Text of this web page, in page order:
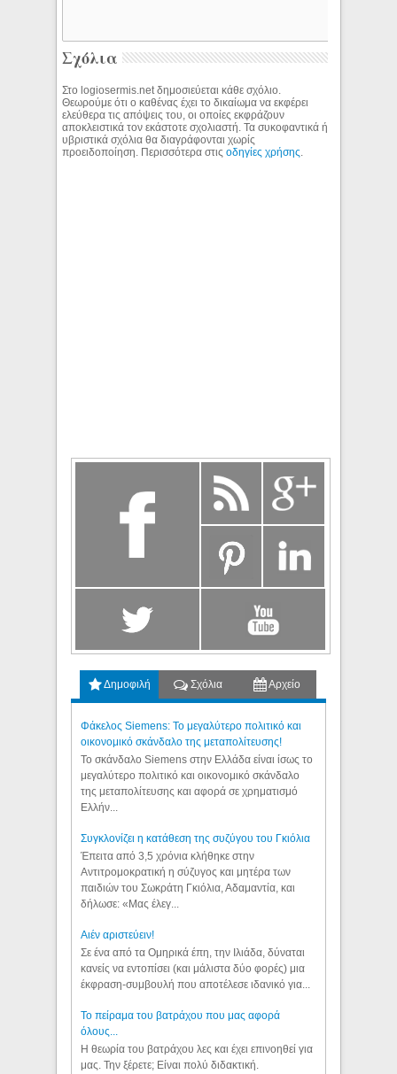
Σχόλια
Στο logiosermis.net δημοσιεύεται κάθε σχόλιο.
Θεωρούμε ότι ο καθένας έχει το δικαίωμα να εκφέρει
ελεύθερα τις απόψεις του, οι οποίες εκφράζουν
αποκλειστικά τον εκάστοτε σχολιαστή. Τα συκοφαντικά ή
υβριστικά σχόλια θα διαγράφονται χωρίς
προειδοποίηση. Περισσότερα στιςοδηγίες χρήσης.
Δημοφιλή Σχόλια Αρχείο
Φάκελος Siemens: Το μεγαλύτερο πολιτικό και
οικονομικό σκάνδαλο της μεταπολίτευσης!
Το σκάνδαλο Siemens στην Ελλάδα είναι ίσως το
μεγαλύτερο πολιτικό και οικονομικό σκάνδαλο
της μεταπολίτευσης και αφορά σε χρηματισμό
Ελλήν...
Συγκλονίζει η κατάθεση της συζύγου του Γκιόλια
Έπειτα από 3,5 χρόνια κλήθηκε στην
Αντιτρομοκρατική η σύζυγος και μητέρα των
παιδιών του Σωκράτη Γκιόλια, Αδαμαντία, και
δήλωσε: «Μας έλεγ...
Aιέν αριστεύειν!
Σε ένα από τα Ομηρικά έπη, την Ιλιάδα, δύναται
κανείς να εντοπίσει (και μάλιστα δύο φορές) μια
έκφραση-συμβουλή που αποτέλεσε ιδανικό για...
Το πείραμα του βατράχου που μας αφορά
όλους...
Η θεωρία του βατράχου λες και έχει επινοηθεί για
μας. Την ξέρετε; Είναι πολύ διδακτική.